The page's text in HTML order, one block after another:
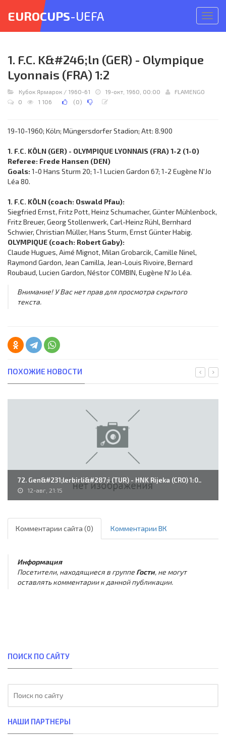
меню
EUROCUPS-UEFA
1. F.C. K&#246;ln (GER) - Olympique
Lyonnais (FRA) 1:2
Кубок Ярмарок / 1960-61 19-окт, 1960, 00:00
FLAMENGO
0
1 106 (0)
19-10-1960; Köln; Müngersdorfer Stadion; Att: 8.900
1. F.C. KÖLN (GER) - OLYMPIQUE LYONNAIS (FRA) 1-2 (1-0)
Referee: Frede Hansen (DEN)
Goals: 1-0 Hans Sturm 20; 1-1 Lucien Gardon 67; 1-2 Eugène N'Jo
Léa 80.
1. F.C. KÖLN (coach: Oswald Pfau):
Siegfried Ernst, Fritz Pott, Heinz Schumacher, Günter Mühlenbock,
Fritz Breuer, Georg Stollenwerk, Carl-Heinz Rühl, Bernhard
Schwier, Christian Müller, Hans Sturm, Ernst Günter Habig.
OLYMPIQUE (coach: Robert Gaby):
Claude Hugues, Aimé Mignot, Milan Grobarcik, Camille Ninel,
Raymond Gardon, Jean Camilla, Jean-Louis Rivoire, Bernard
Roubaud, Lucien Gardon, Néstor COMBIN, Eugène N'Jo Léa.
Внимание! У Вас нет прав для просмотра скрытого
текста.
ПОХОЖИЕ НОВОСТИ
72. Gen&#231;lerbirli&#287;i (TUR) - HNK Rijeka (CRO) 1:0..
12-авг, 21:15
Комментарии сайта (0) Комментарии ВК
Информация
Посетители, находящиеся в группе Гости, не могут
оставлять комментарии к данной публикации.
ПОИСК ПО САЙТУ
НАШИ ПАРТНЕРЫ